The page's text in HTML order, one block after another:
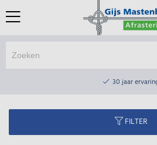
30 jaar
Online winkel &FILTER